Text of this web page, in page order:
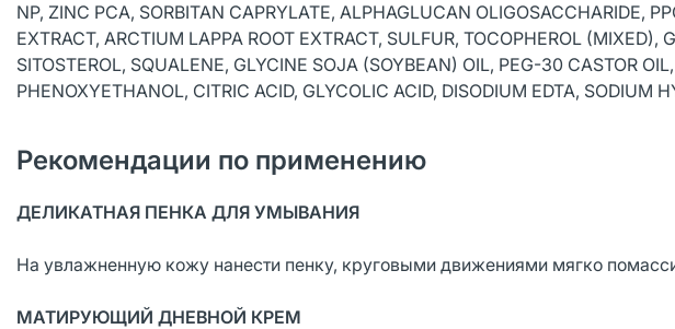
NP, ZINC PCA, SORBITAN CAPRYLATE, ALPHAGLUCAN OLIGOSACCHARIDE,
EXTRACT, ARCTIUM LAPPA ROOT EXTRACT, SULFUR, TOCOPHEROL (MIXED),
SITOSTEROL, SQUALENE, GLYCINE SOJA (SOYBEAN) OIL, PEG-30 CASTOR
PHENOXYETHANOL, CITRIC ACID, GLYCOLIC ACID, DISODIUM EDTA, SODIUM
Рекомендации по применению
ДЕЛИКАТНАЯ ПЕНКА ДЛЯ УМЫВАНИЯ
На увлажненную кожу нанести пенку, круговыми движениями мягко
МАТИРУЮЩИЙ ДНЕВНОЙ КРЕМ